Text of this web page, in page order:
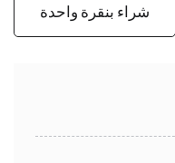
شراء بنقرة واحدة